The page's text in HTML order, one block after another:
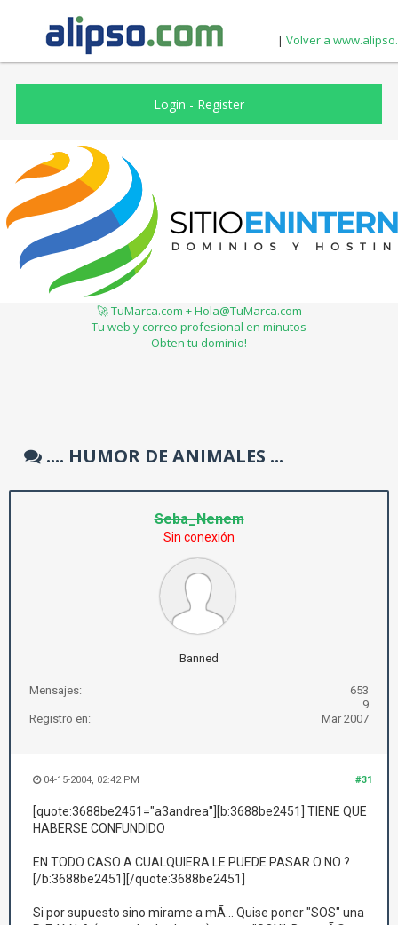
| Volver a
Login - Register
🚀 TuMarca.com + Hola@TuMarca.com
Tu web y correo profesional en minutos
Obten tu dominio!
.... HUMOR DE ANIMALES ...
Seba_Nenem
Sin conexión
Banned
Mensajes:
653
9
Registro en:
Mar 2007
#31
04-15-2004, 02:42 PM
[quote:3688be2451="a3andrea"][b:3688be2451] TIENE QUE
HABERSE CONFUNDIDO
EN TODO CASO A CUALQUIERA LE PUEDE PASAR O NO ?
[/b:3688be2451][/quote:3688be2451]
Si por supuesto sino mirame a mÃ­... Quise poner "SOS" una